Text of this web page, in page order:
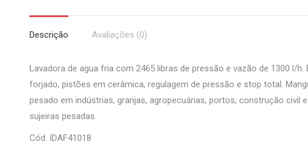
Descrição Avaliações (0)
Lavadora de agua fria com 2465 libras de pressão e vazão de 1300 l/
forjado, pistões em cerâmica, regulagem de pressão e stop total.
pesado em indústrias, granjas, agropecuárias, portos, construção civil
sujeiras pesadas.
Cód. IDAF41018